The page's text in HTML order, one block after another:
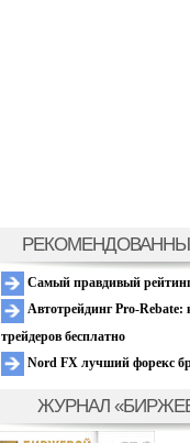
Самый правдивый
Автотрейдинг Pro-Rebate:
трейдеров бесплатно
Nord FX лучший форекс
ЖУРНАЛ